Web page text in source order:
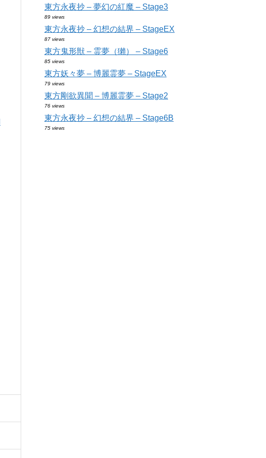
東方永夜抄 – 夢幻の紅魔 – Stage3
89 views
東方永夜抄 – 幻想の結界 – StageEX
87 views
東方鬼形獣 – 霊夢（獺） – Stage6
85 views
東方妖々夢 – 博麗霊夢 – StageEX
79 views
東方剛欲異聞 – 博麗霊夢 – Stage2
76 views
東方永夜抄 – 幻想の結界 – Stage6B
75 views